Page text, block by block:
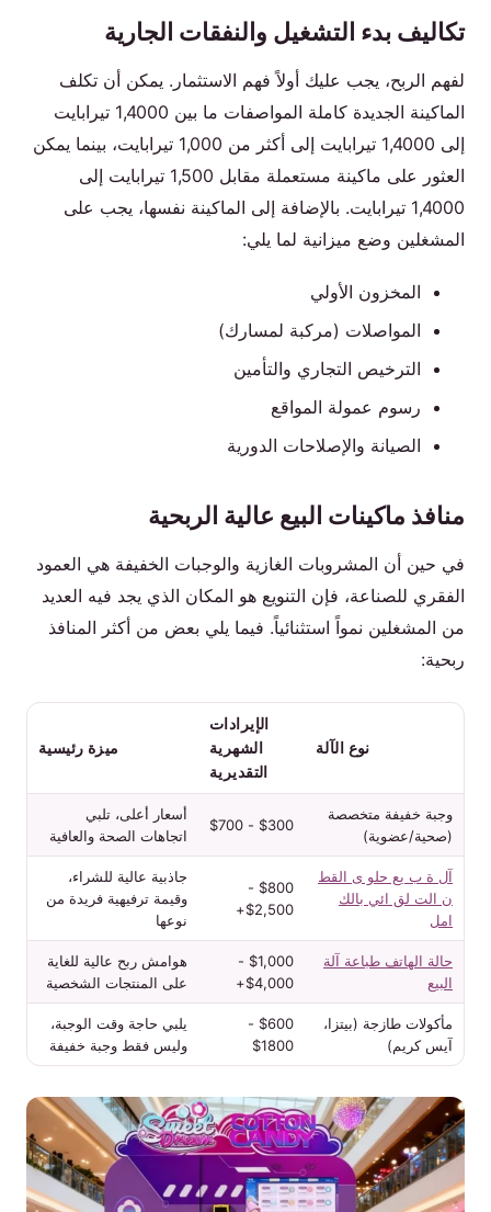
تكاليف بدء التشغيل والنفقات الجارية
لفهم الربح، يجب عليك أولاً فهم الاستثمار. يمكن أن تكلف
الماكينة الجديدة كاملة المواصفات ما بين 1,4000 تيرابايت
إلى 1,4000 تيرابايت إلى أكثر من 1,000 تيرابايت، بينما يمكن
العثور على ماكينة مستعملة مقابل 1,500 تيرابايت إلى
1,4000 تيرابايت. بالإضافة إلى الماكينة نفسها، يجب على
المشغلين وضع ميزانية لما يلي:
المخزون الأولي
المواصلات (مركبة لمسارك)
الترخيص التجاري والتأمين
رسوم عمولة المواقع
الصيانة والإصلاحات الدورية
منافذ ماكينات البيع عالية الربحية
في حين أن المشروبات الغازية والوجبات الخفيفة هي العمود
الفقري للصناعة، فإن التنويع هو المكان الذي يجد فيه العديد
من المشغلين نمواً استثنائياً. فيما يلي بعض من أكثر المنافذ
ربحية:
نوع الآلة
الإيرادات
الشهرية
التقديرية
ميزة رئيسية
وجبة خفيفة متخصصة
(صحية/عضوية)
$300 - $700
أسعار أعلى، تلبي
اتجاهات الصحة والعافية
آل ة ب يع حلو ى القط
ن الت لق ائي بالك
امل
$800 -
$2,500+
جاذبية عالية للشراء،
وقيمة ترفيهية فريدة من
نوعها
حالة الهاتف طباعة آلة
البيع
$1,000 -
$4,000+
هوامش ربح عالية للغاية
على المنتجات الشخصية
مأكولات طازجة (بيتزا،
آيس كريم)
$600 -
$1800
يلبي حاجة وقت الوجبة،
وليس فقط وجبة خفيفة